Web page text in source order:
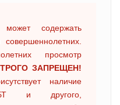
содержать
совершеннолетних.
просмотр
ЗАПРЕЩЕН!
наличие
и другого,